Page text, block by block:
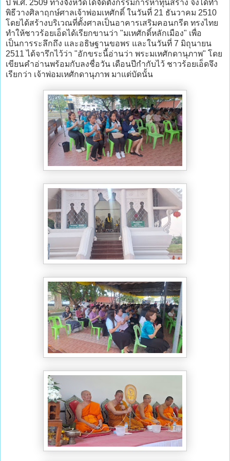
ปี พ.ศ. 2509 ทางจังหวัดได้จัดตั้งกรรมการหาทุนสร้าง จึงได้ทำ
พิธีวางศิลาฤกษ์ศาลเจ้าพ่อมเหศักดิ์ ในวันที่ 21 ธันวาคม 2510
โดยได้สร้างบริเวณที่ตั้งศาลเป็นอาคารเสริมคอนกรีต ทรงไทย
ทำให้ชาวร้อยเอ็ดได้เรียกขานว่า "มเหศักดิ์หลักเมือง" เพื่อ
เป็นการระลึกถึง และอธิษฐานขอพร และในวันที่ 7 มิถุนายน
2511 ได้จารึกไว้ว่า "อักขระนี้อ่านว่า พระมเหศักดานุภาพ" โดย
เขียนคำอ่านพร้อมกับลงชื่อวัน เดือนปีกำกับไว้ ชาวร้อยเอ็ดจึง
เรียกว่า เจ้าพ่อมเหศักดานุภาพ มาแต่บัดนั้น